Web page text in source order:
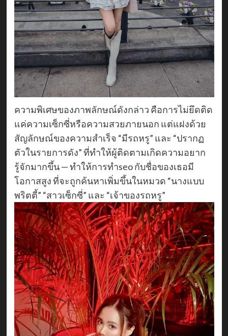
ความพิเศษของภาพลักษณ์ดังกล่าว คือการไม่ยึดติด
แค่ความเซ็กซี่หรือความสวยภายนอก แต่แฝงด้วย
สัญลักษณ์ของความสำเร็จ “มีรถหรู” และ “ปรากฏ
ตัวในรายการดัง” ที่ทำให้ผู้ติดตามเกิดความอยาก
รู้จักมากขึ้น — ทำให้การทำseo กับชื่อของเธอมี
โอกาสสูง ที่จะถูกค้นหาเพิ่มขึ้นในหมวด “นางแบบ
พริตตี้” “สาวเซ็กซี่” และ “เจ้าของรถหรู”